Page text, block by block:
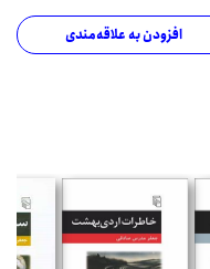
افزودن به علاقه‌مندی